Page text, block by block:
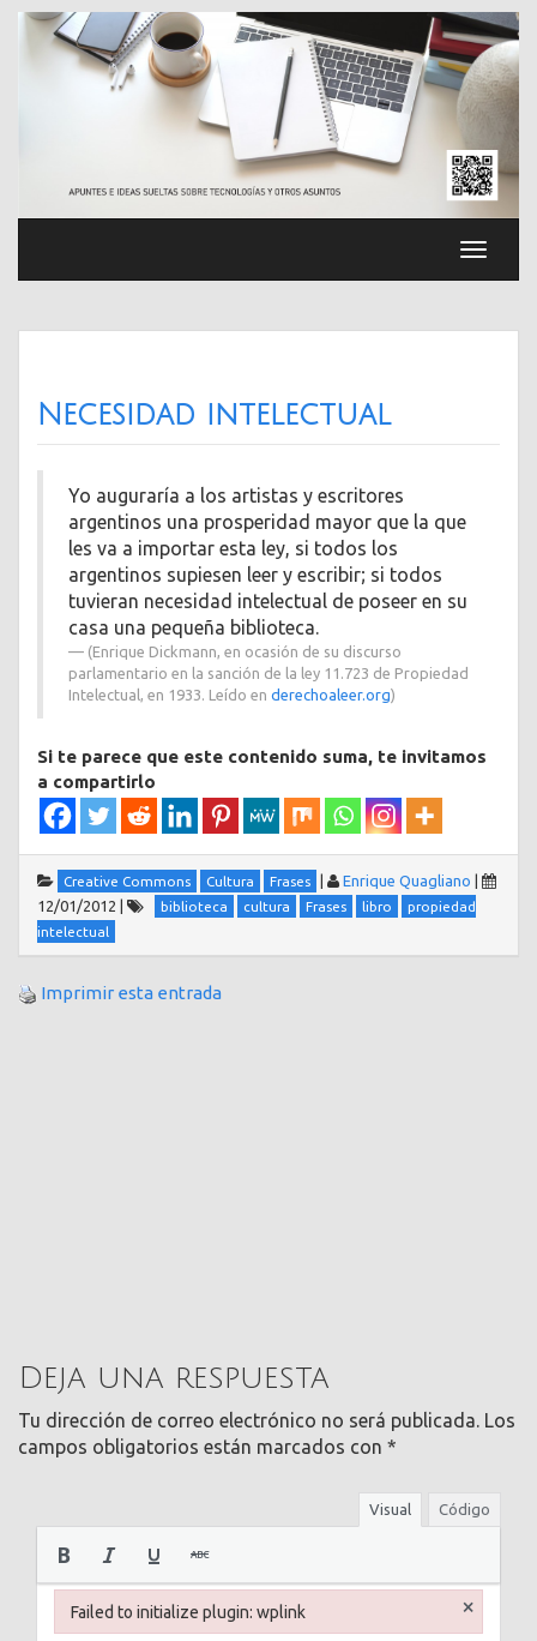
Saltar
contenido
Necesidad intelectual
Yo auguraría a los artistas y escritores
argentinos una prosperidad mayor que la que
les va a importar esta ley, si todos los
argentinos supiesen leer y escribir; si todos
tuvieran necesidad intelectual de poseer en su
casa una pequeña biblioteca.
(Enrique Dickmann, en ocasión de su discurso
parlamentario en la sanción de la ley 11.723 de Propiedad
Intelectual, en 1933. Leído en derechoaleer.org)
Si te parece que este contenido suma, te invitamos
a compartirlo
Creative Commons Cultura Frases | Enrique Quagliano |
12/01/2012 | biblioteca cultura Frases libro
propiedad
intelectual
Imprimir esta entrada
Deja una respuesta
Tu dirección de correo electrónico no será publicada. Los
campos obligatorios están marcados con *
Visual Código
Failed to initialize plugin: wplink ×
Failed to initialize plugin: wplink